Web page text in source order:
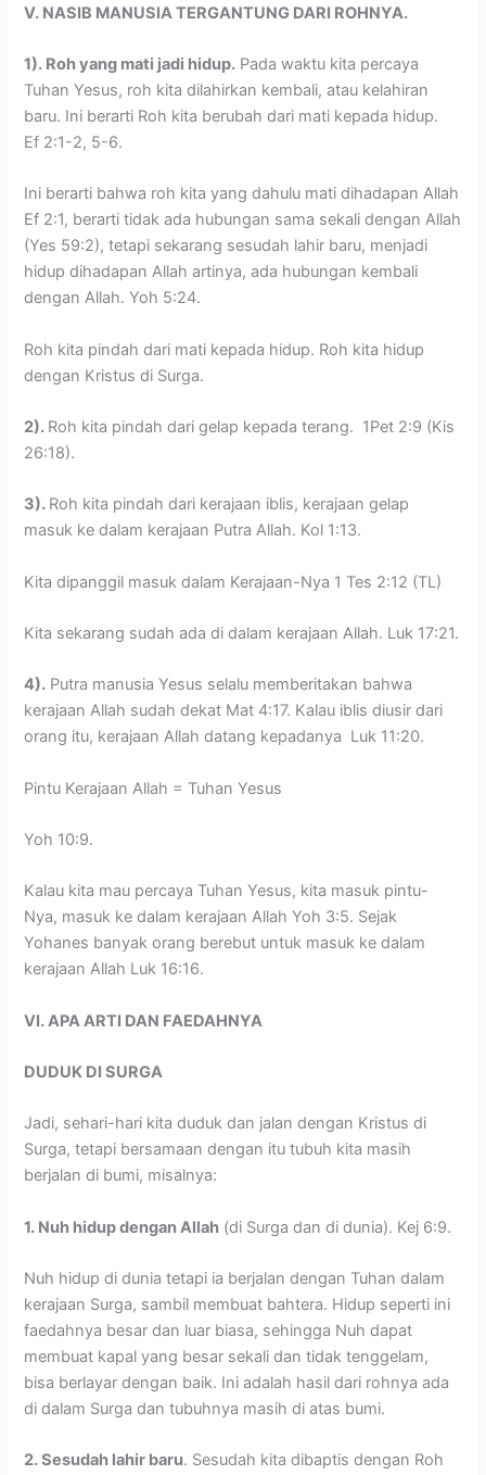
V. NASIB MANUSIA TERGANTUNG DARI ROHNYA.
1). Roh yang mati jadi hidup. Pada waktu kita percaya
Tuhan Yesus, roh kita dilahirkan kembali, atau kelahiran
baru. Ini berarti Roh kita berubah dari mati kepada hidup.
Ef 2:1-2, 5-6.
Ini berarti bahwa roh kita yang dahulu mati dihadapan Allah
Ef 2:1, berarti tidak ada hubungan sama sekali dengan Allah
(Yes 59:2), tetapi sekarang sesudah lahir baru, menjadi
hidup dihadapan Allah artinya, ada hubungan kembali
dengan Allah. Yoh 5:24.
Roh kita pindah dari mati kepada hidup. Roh kita hidup
dengan Kristus di Surga.
2). Roh kita pindah dari gelap kepada terang. 1Pet 2:9 (Kis
26:18).
3). Roh kita pindah dari kerajaan iblis, kerajaan gelap
masuk ke dalam kerajaan Putra Allah. Kol 1:13.
Kita dipanggil masuk dalam Kerajaan-Nya 1 Tes 2:12 (TL)
Kita sekarang sudah ada di dalam kerajaan Allah. Luk 17:21.
4). Putra manusia Yesus selalu memberitakan bahwa
kerajaan Allah sudah dekat Mat 4:17. Kalau iblis diusir dari
orang itu, kerajaan Allah datang kepadanya Luk 11:20.
Pintu Kerajaan Allah = Tuhan Yesus
Yoh 10:9.
Kalau kita mau percaya Tuhan Yesus, kita masuk pintu-
Nya, masuk ke dalam kerajaan Allah Yoh 3:5. Sejak
Yohanes banyak orang berebut untuk masuk ke dalam
kerajaan Allah Luk 16:16.
VI. APA ARTI DAN FAEDAHNYA
DUDUK DI SURGA
Jadi, sehari-hari kita duduk dan jalan dengan Kristus di
Surga, tetapi bersamaan dengan itu tubuh kita masih
berjalan di bumi, misalnya:
1. Nuh hidup dengan Allah (di Surga dan di dunia). Kej 6:9.
Nuh hidup di dunia tetapi ia berjalan dengan Tuhan dalam
kerajaan Surga, sambil membuat bahtera. Hidup seperti ini
faedahnya besar dan luar biasa, sehingga Nuh dapat
membuat kapal yang besar sekali dan tidak tenggelam,
bisa berlayar dengan baik. Ini adalah hasil dari rohnya ada
di dalam Surga dan tubuhnya masih di atas bumi.
2. Sesudah lahir baru. Sesudah kita dibaptis dengan Roh